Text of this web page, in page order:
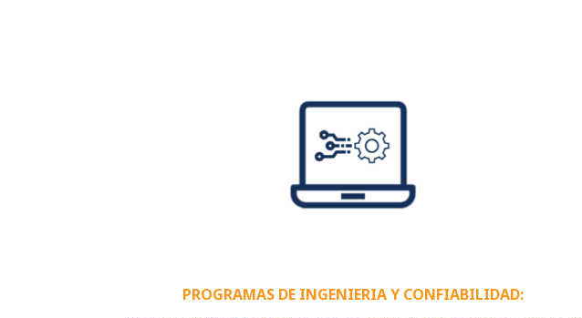
PROGRAMAS DE INGENIERIA Y CONFIABILIDAD: